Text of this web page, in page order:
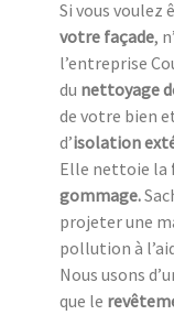
Si vous voulez
votre façade,
l’entreprise
du nettoyage
de votre bien
d’isolation
Elle nettoie la
gommage.
projeter une
pollution à
Nous usons
que le